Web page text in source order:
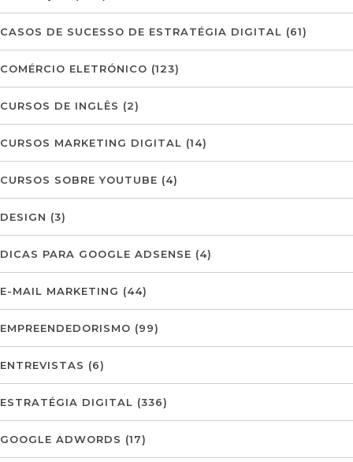
CASOS DE SUCESSO DE ESTRATÉGIA DIGITAL (61)
COMÉRCIO ELETRÓNICO (123)
CURSOS DE INGLÊS (2)
CURSOS MARKETING DIGITAL (14)
CURSOS SOBRE YOUTUBE (4)
DESIGN (3)
DICAS PARA GOOGLE ADSENSE (4)
E-MAIL MARKETING (44)
EMPREENDEDORISMO (99)
ENTREVISTAS (6)
ESTRATÉGIA DIGITAL (336)
GOOGLE ADWORDS (17)